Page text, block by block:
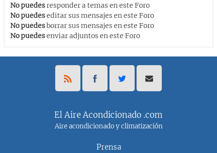
No puedesresponder a temas en este Foro
No puedeseditar sus mensajes en este Foro
No puedesborrar sus mensajes en este Foro
No puedesenviar adjuntos en este Foro
El Aire Acondicionado .com
Aire acondicionado y climatización
Prensa